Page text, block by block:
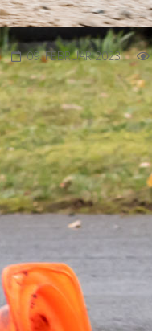
09. FEBRUAR 2023